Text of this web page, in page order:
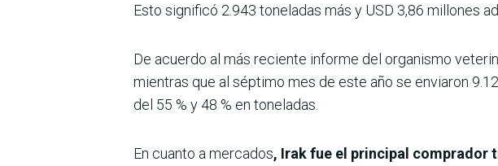
Esto significó 2.943 toneladas más y USD 3,86 millones
De acuerdo al más reciente informe del organismo
mientras que al séptimo mes de este año se enviaron
del 55 % y 48 % en toneladas.
En cuanto a mercados, Irak fue el principal comprador